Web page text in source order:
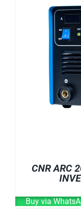
CNR ARC
Buy via